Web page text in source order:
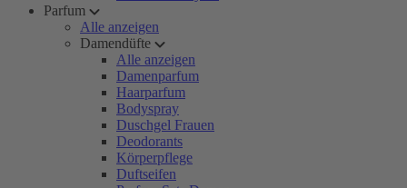
Parfum
Alle anzeigen
Damendüfte
Alle anzeigen
Damenparfum
Haarparfum
Bodyspray
Duschgel Frauen
Deodorants
Körperpflege
Duftseifen